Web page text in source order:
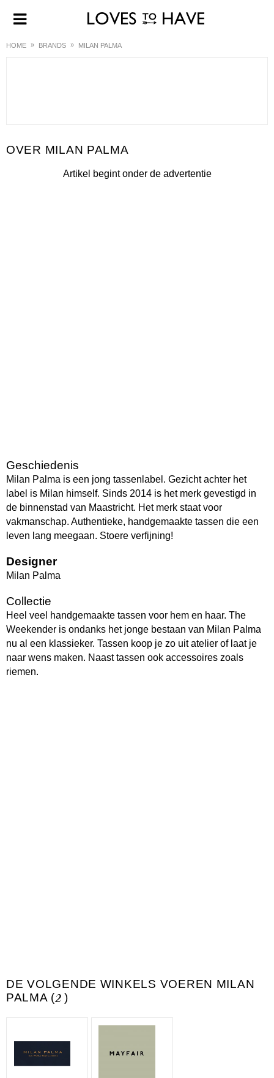
HOME BRANDS MILAN PALMA
MILAN PALMA
Artikel begint onder de advertentie
Geschiedenis
Milan Palma is een jong tassenlabel. Gezicht achter het
label is Milan himself. Sinds 2014 is het merk gevestigd in
de binnenstad van Maastricht. Het merk staat voor
vakmanschap. Authentieke, handgemaakte tassen die een
leven lang meegaan. Stoere verfijning!
Designer
Milan Palma
Collectie
Heel veel handgemaakte tassen voor hem en haar. The
Weekender is ondanks het jonge bestaan van Milan Palma
nu al een klassieker. Tassen koop je zo uit atelier of laat je
naar wens maken. Naast tassen ook accessoires zoals
riemen.
DE VOLGENDE WINKELS VOEREN MILAN
PALMA (2 )